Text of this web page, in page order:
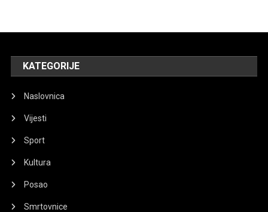
KATEGORIJE
Naslovnica
Vijesti
Sport
Kultura
Posao
Smrtovnice